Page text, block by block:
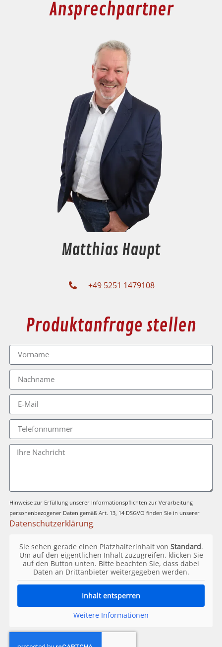
Ansprechpartner
Matthias Haupt
+49 5251 1479108
Produktanfrage stellen
Hinweise zur Erfüllung unserer Informationspflichten zur Verarbeitung
personenbezogener Daten gemäß Art. 13, 14 DSGVO finden Sie in unserer
Datenschutzerklärung.
Sie sehen gerade einen Platzhalterinhalt von Standard.
Um auf den eigentlichen Inhalt zuzugreifen, klicken Sie
auf den Button unten. Bitte beachten Sie, dass dabei
Daten an Drittanbieter weitergegeben werden.
Inhalt entsperren
Weitere Informationen